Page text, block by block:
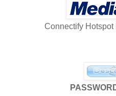
Connectify Hotspot